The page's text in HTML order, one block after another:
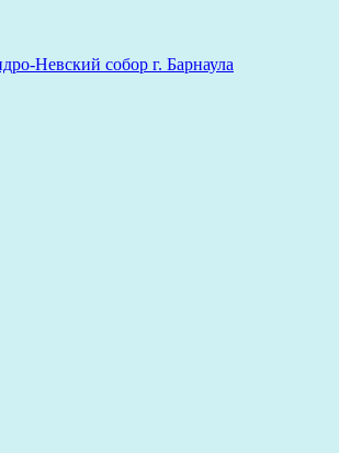
Невский собор г. Барнаула